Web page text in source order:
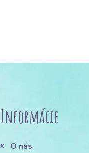
Informácie
O nás